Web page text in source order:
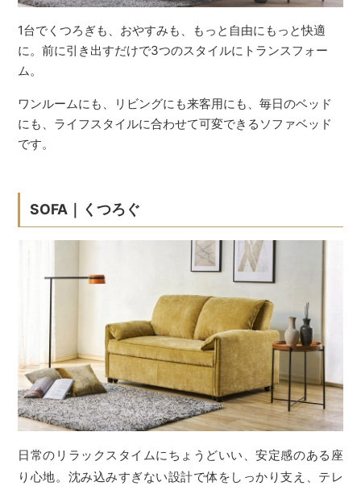
1台でくつろぎも、おやすみも、もっと自由にもっと快適
に。前に引き出すだけで3つのスタイルにトランスフォー
ム。
ワンルームにも、リビングにも来客用にも、毎日のベッド
にも、ライフスタイルに合わせて可変できるソファベッド
です。
SOFA｜くつろぐ
日常のリラックスタイムにちょうどいい、安定感のある座
り心地。沈み込みすぎない設計で体をしっかり支え、テレ